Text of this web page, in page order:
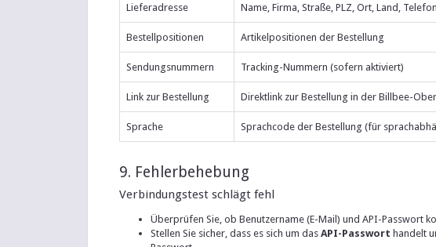
Lieferadresse Name, Firma, Straße, PLZ, Ort, Land, Telefon
Bestellpositionen Artikelpositionen der Bestellung
Sendungsnummern Tracking-Nummern (sofern aktiviert)
Link zur Bestellung Direktlink zur Bestellung in der Billbee-
Sprache Sprachcode der Bestellung (für
9. Fehlerbehebung
Verbindungstest schlägt fehl
Überprüfen Sie, ob Benutzername (E-Mail) und API-Passwort
Stellen Sie sicher, dass es sich um das API-Passwort handelt